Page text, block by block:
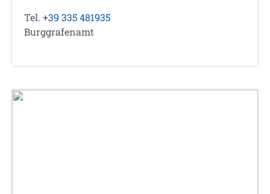
Tel. +39 335 481935
Burggrafenamt